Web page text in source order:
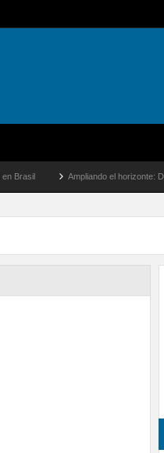
Ampliando el horizonte: Dentro